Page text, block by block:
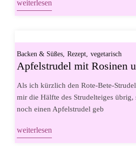
weiterlesen
Backen & Süßes Rezept vegetarisch
Apfelstrudel mit Rosinen
Als ich kürzlich den Rote-Bete-
mir die Hälfte des Strudelteiges übrig,
noch einen Apfelstrudel geb
weiterlesen